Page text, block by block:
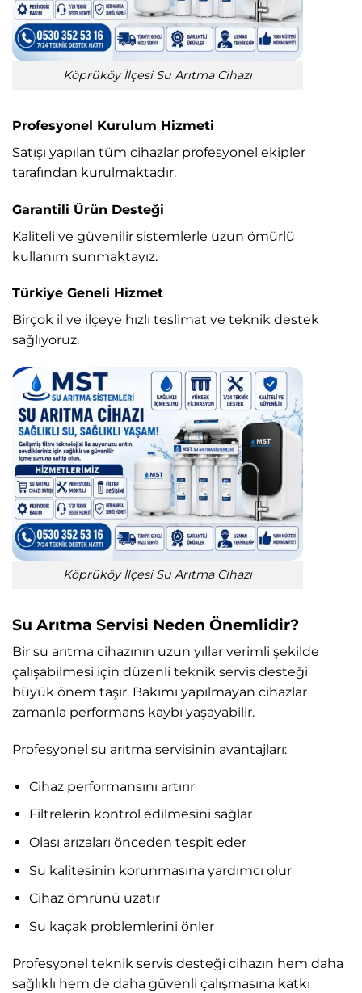
Köprüköy İlçesi Su Arıtma Cihazı
Profesyonel Kurulum Hizmeti
Satışı yapılan tüm cihazlar profesyonel ekipler
tarafından kurulmaktadır.
Garantili Ürün Desteği
Kaliteli ve güvenilir sistemlerle uzun ömürlü
kullanım sunmaktayız.
Türkiye Geneli Hizmet
Birçok il ve ilçeye hızlı teslimat ve teknik destek
sağlıyoruz.
Köprüköy İlçesi Su Arıtma Cihazı
Su Arıtma Servisi Neden Önemlidir?
Bir su arıtma cihazının uzun yıllar verimli şekilde
çalışabilmesi için düzenli teknik servis desteği
büyük önem taşır. Bakımı yapılmayan cihazlar
zamanla performans kaybı yaşayabilir.
Profesyonel su arıtma servisinin avantajları:
Cihaz performansını artırır
Filtrelerin kontrol edilmesini sağlar
Olası arızaları önceden tespit eder
Su kalitesinin korunmasına yardımcı olur
Cihaz ömrünü uzatır
Su kaçak problemlerini önler
Profesyonel teknik servis desteği cihazın hem daha
sağlıklı hem de daha güvenli çalışmasına katkı